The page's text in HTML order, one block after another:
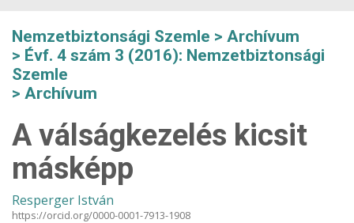
Nemzetbiztonsági Szemle
Archívum
Évf. 4 szám 3 (2016): Nemzetbiztonsági
Szemle
Archívum
A válságkezelés kicsit
másképp
Resperger István
https://orcid.org/0000-0001-7913-1908